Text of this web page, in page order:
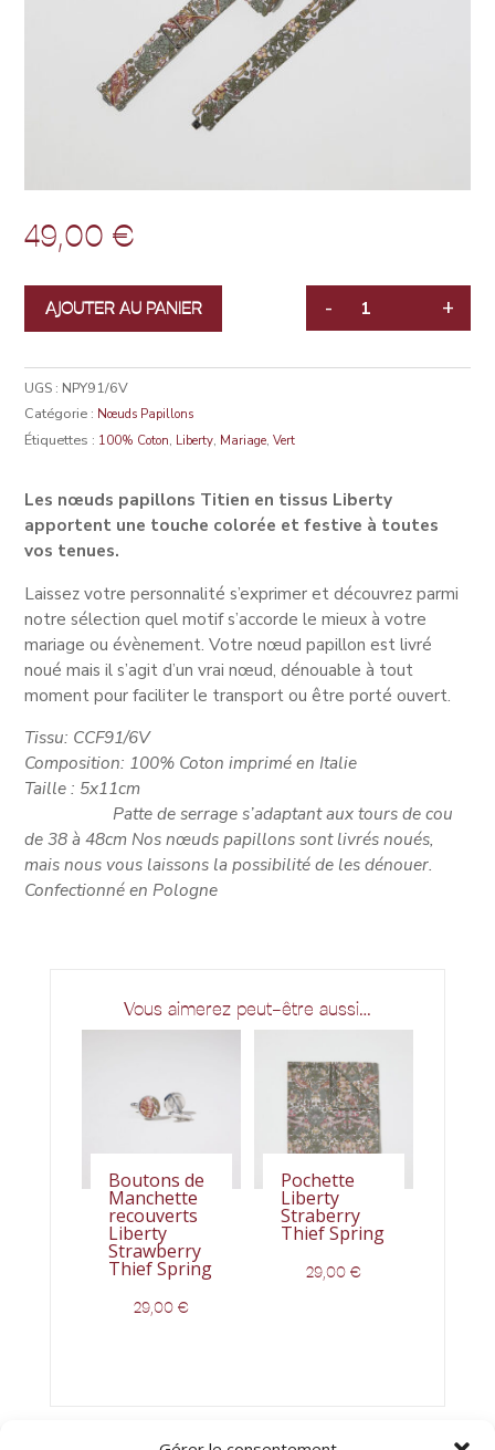
49,00€
QUANTITÉ
- +
AJOUTER AU PANIER
UGS : NPY91/6V
Catégorie : Nœuds Papillons
Étiquettes : 100% Coton, Liberty, Mariage,Vert
Les nœuds papillons Titien en tissus Liberty
apportent une touche colorée et festive à toutes
vos tenues.
Laissez votre personnalité s’exprimer et découvrez parmi
notre sélection quel motif s’accorde le mieux à votre
mariage ou évènement. Votre nœud papillon est livré
noué mais il s’agit d’un vrai nœud, dénouable à tout
moment pour faciliter le transport ou être porté ouvert.
Tissu: CCF91/6V
Composition: 100% Coton imprimé en Italie
Taille : 5x11cm
Patte de serrage s’adaptant aux tours de cou
de 38 à 48cm Nos nœuds papillons sont livrés noués,
mais nous vous laissons la possibilité de les dénouer.
Confectionné en Pologne
Vous aimerez peut-être aussi…
Boutons de
Manchette
recouverts
Liberty
Strawberry
Thief Spring
29,00 €
Pochette
Liberty
Straberry
Thief Spring
29,00€